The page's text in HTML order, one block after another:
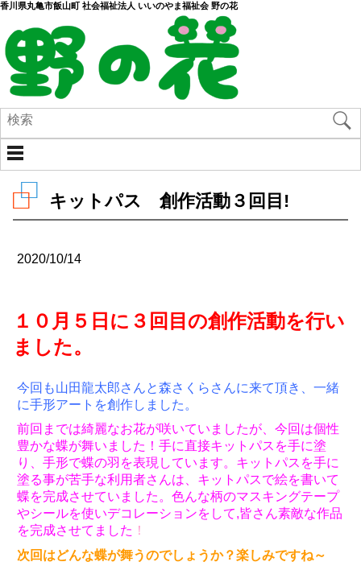
香川県丸亀市飯山町 社会福祉法人 いいのやま福祉会 野の花
キットパス 創作活動３回目!
2020/10/14
１０月５日に３回目の創作活動を行い
ました。
今回も山田龍太郎さんと森さくらさんに来て頂き、一緒
に手形アートを創作しました。
前回までは綺麗なお花が咲いていましたが、今回は個性
豊かな蝶が舞いました！手に直接キットパスを手に塗
り、手形で蝶の羽を表現しています。キットパスを手に
塗る事が苦手な利用者さんは、キットパスで絵を書いて
蝶を完成させていました。色んな柄のマスキングテープ
やシールを使いデコレーションをして,皆さん素敵な作品
を完成させてました ！
次回はどんな蝶が舞うのでしょうか？楽しみですね～